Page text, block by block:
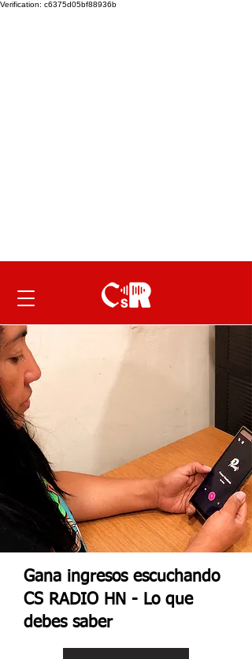
Verification: c6375d05bf88936b
Gana ingresos escuchando
CS RADIO HN - Lo que
debes saber